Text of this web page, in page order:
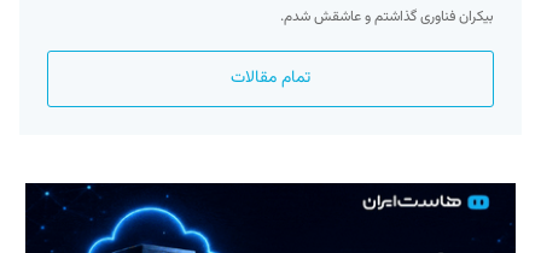
بیکران فناوری گذاشتم و عاشقش شدم.
تمام مقالات